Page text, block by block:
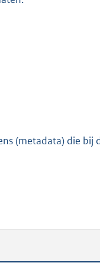
(metadata) die bij